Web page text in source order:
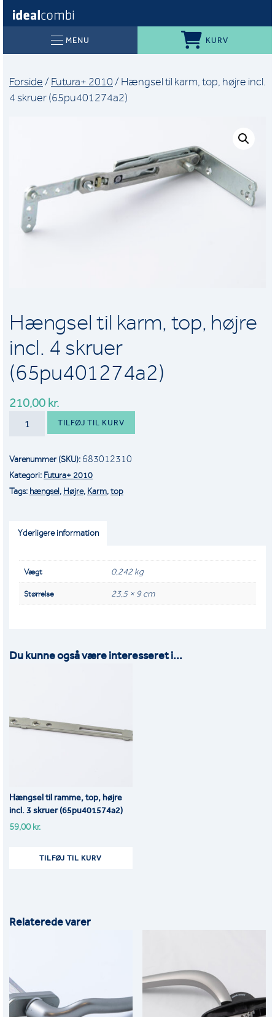
MENU KURV
Forside / Futura+ 2010 / Hængsel til karm, top, højre incl.
4 skruer (65pu401274a2)
Hængsel til karm, top, højre
incl. 4 skruer
(65pu401274a2)
210,00 kr.
HÆNGSEL
HØJRE
INCL.
SKRUER
ANTAL
TILFØJ TIL KURV
Varenummer (SKU): 683012310
Kategori: Futura+ 2010
Tags: hængsel, Højre, Karm,top
Yderligere information
Vægt 0,242 kg
Størrelse 23,5 × 9 cm
Du kunne også være interesseret i...
Hængsel til ramme, top, højre
incl. 3 skruer (65pu401574a2)
59,00kr.
TILFØJ TIL KURV
Relaterede varer